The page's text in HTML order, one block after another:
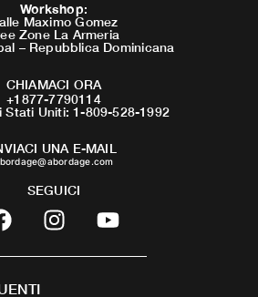
Workshop:
Maximo Gomez
Zone La Armeria
– Repubblica Dominicana
CHIAMACI ORA
+1877-7790114
Stati Uniti: 1-809-528-1992
UNA E-MAIL
SEGUICI
I
n
s
Y
o
u